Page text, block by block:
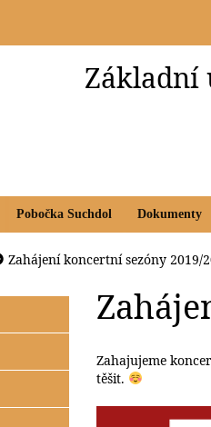
Základní
Pobočka Suchdol Dokumenty
Zahájení koncertní sezóny 2019/
Zahajujeme
těšit.